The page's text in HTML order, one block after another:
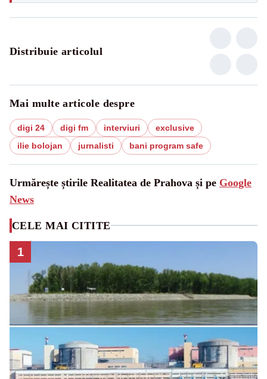
Distribuie articolul
Mai multe articole despre
digi 24 digi fm interviuri
exclusive
ilie bolojan
jurnalisti bani program safe
Urmărește știrile Realitatea de Prahova și pe Google
News
CELE MAI CITITE
1